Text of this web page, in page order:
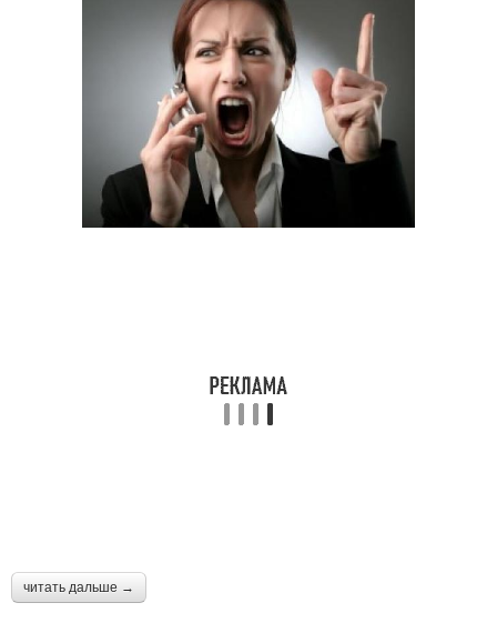
читать дальше →